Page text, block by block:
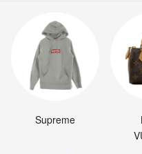
あることをご了承ください。
・写真と説明文に齟齬がある
してください。
※その他のお願い
・商品到着後は、検品後速や
Supreme